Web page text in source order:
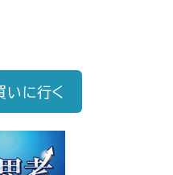
に行く